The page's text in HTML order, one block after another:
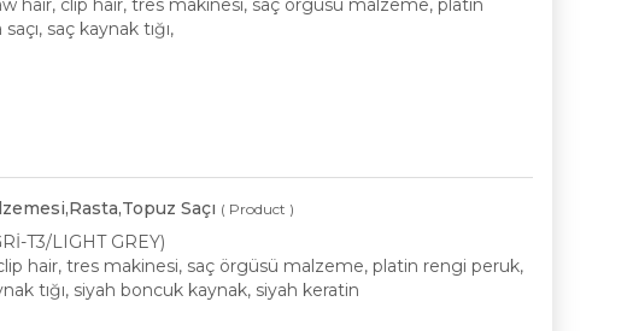
hair, clip hair, tres makinesi, saç örgüsü malzeme, platin
saç kaynak tığı,
Saçı ( Product )
T3/LIGHT GREY)
hair, tres makinesi, saç örgüsü malzeme, platin rengi peruk,
tığı, siyah boncuk kaynak, siyah keratin